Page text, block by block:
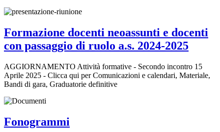
Formazione docenti neoassunti e docenti
con passaggio di ruolo a.s. 2024-2025
AGGIORNAMENTO Attività formative - Secondo incontro 15
Aprile 2025 - Clicca qui per Comunicazioni e calendari, Materiale,
Bandi di gara, Graduatorie definitive
Fonogrammi